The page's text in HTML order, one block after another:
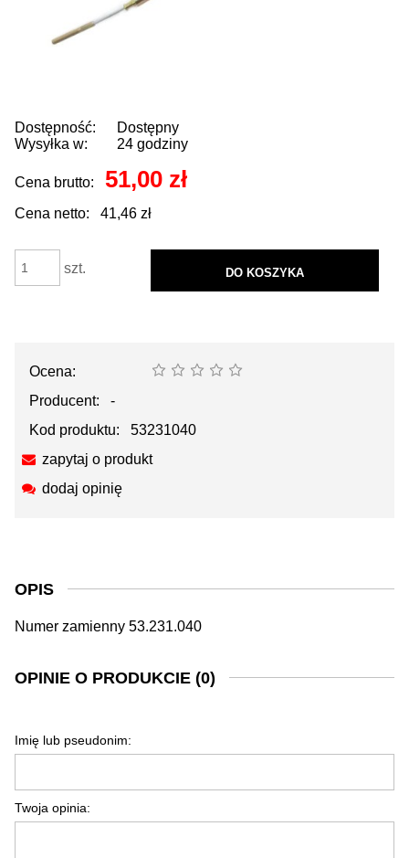
Dostępność:
Dostępny
Wysyłka w:
24 godziny
Cena brutto: 51,00 zł
Cena netto: 41,46 zł
szt. DO KOSZYKA
Ocena:
Producent:
-
Kod produktu:
53231040
zapytaj o produkt
dodaj opinię
OPIS
Numer zamienny 53.231.040
OPINIE O PRODUKCIE (0)
Imię lub pseudonim:
Twoja opinia: